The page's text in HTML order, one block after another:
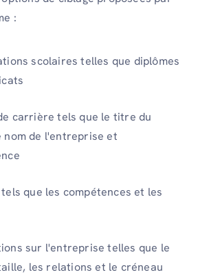
:
scolaires telles que diplômes
carrière tels que le titre du
nom de l'entreprise et
que les compétences et les
sur l'entreprise telles que le
les relations et le créneau